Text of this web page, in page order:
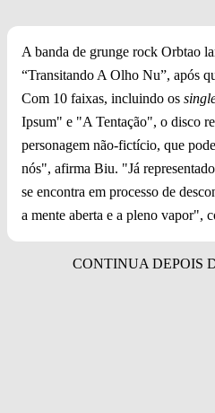
A banda de grunge rock Orbtao
“Transitando A Olho Nu”, após
Com 10 faixas, incluindo os
Ipsum" e "A Tentação", o disco
personagem não-fictício, que
nós", afirma Biu. "Já
se encontra em processo de
a mente aberta e a pleno vapor",